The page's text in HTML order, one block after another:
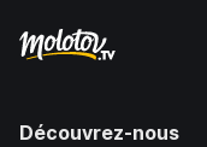
Découvrez-nous